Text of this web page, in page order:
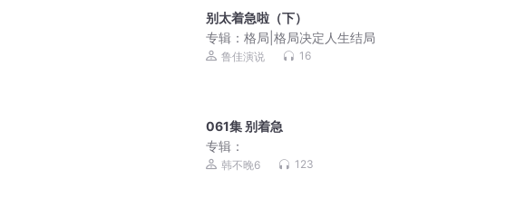
别太着急啦（下）
专辑： 格局|格局决定人生结局
鲁佳演说 16
061集 别着急
专辑：
韩不晚6 123